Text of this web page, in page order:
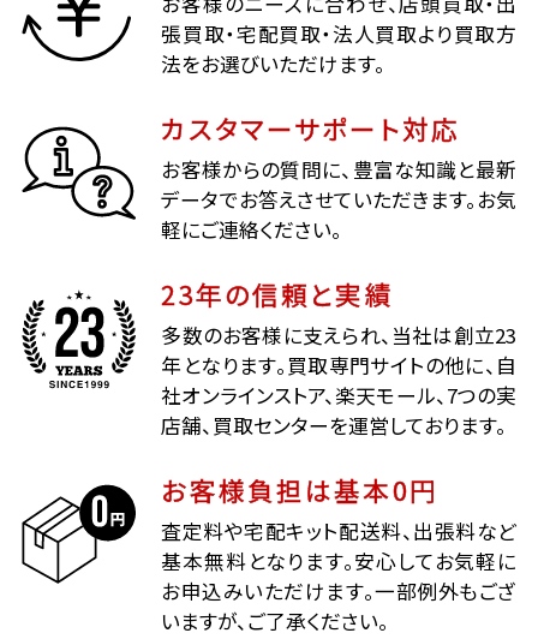
張買取・宅配買取・法人買取より買取方
法をお選びいただけます。
カスタマーサポート対応
お客様からの質問に、豊富な知識と最新
データでお答えさせていただきます。お気
軽にご連絡ください。
23年の信頼と実績
多数のお客様に支えられ、当社は創立23
年となります。買取専門サイトの他に、自
社オンラインストア、楽天モール、7つの実
店舗、買取センターを運営しております。
お客様負担は基本0円
査定料や宅配キット配送料、出張料など
基本無料となります。安心してお気軽に
お申込みいただけます。一部例外もござ
いますが、ご了承ください。